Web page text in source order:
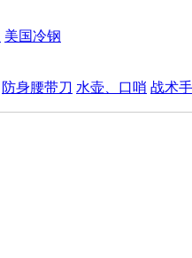
美国冷钢
防身腰带刀 水壶、口哨 战术